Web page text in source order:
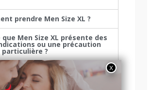
prendre Men Size XL ?
que Men Size XL présente des
ou une précaution
?
de combien de temps les
Men Size XL apparaissent-ils ?